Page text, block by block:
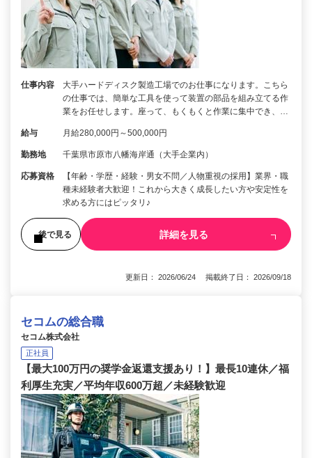
仕事内容
大手ハードディスク製造工場でのお仕事になります。こちら
の仕事では、簡単な工具を使って装置の部品を組み立てる作
業をお任せします。座って、もくもくと作業に集中でき、…
給与 月給280,000円～500,000円
勤務地 千葉県市原市八幡海岸通（大手企業内）
応募資格
【年齢・学歴・経験・男女不問／人物重視の採用】業界・職
種未経験者大歓迎！これから大きく成長したい方や安定性を
求める方にはピッタリ♪
後で見る 詳細を見る
更新日： 2026/06/24 掲載終了日： 2026/09/18
セコムの総合職
セコム株式会社
正社員
【最大100万円の奨学金返還支援あり！】最長10連休／福
利厚生充実／平均年収600万超／未経験歓迎